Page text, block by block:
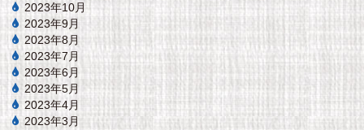
2023年10月
2023年9月
2023年8月
2023年7月
2023年6月
2023年5月
2023年4月
2023年3月